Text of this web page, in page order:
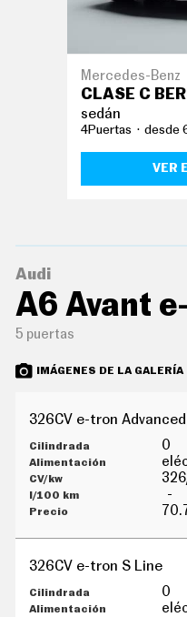
Mercedes-Benz
CLASE C
sedán
4Puertas desde
VER
Audi
A6 Avant
5 puertas
IMÁGENES DE LA GALERÍA
326CV e-tron Advanced
0
-
326CV e-tron S Line
0